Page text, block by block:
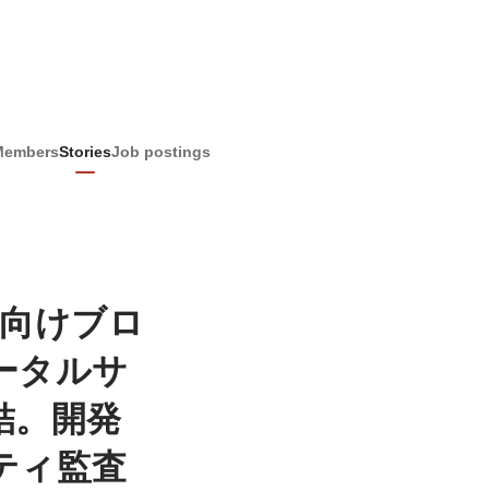
StoriesJob postings
けブロ
タルサ
。開発
ィ監査